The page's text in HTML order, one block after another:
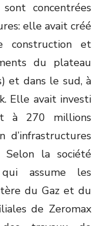
concentrées
elle avait créé
construction et
du plateau
et dans le sud, à
Elle avait investi
à 270 millions
d’infrastructures
Selon la société
qui assume les
du Gaz et du
de Zeromax